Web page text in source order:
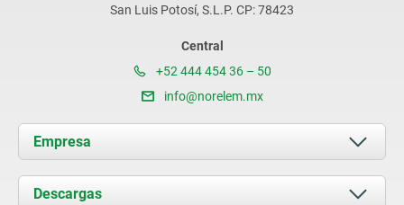
San Luis Potosí, S.L.P. CP: 78423
Central
+52 444 454 36 – 50
info@norelem.mx
Empresa
Acerca de nosotros
Descargas